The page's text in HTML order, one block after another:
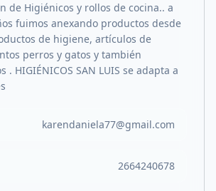
de Higiénicos y rollos de cocina.. a
fuimos anexando productos desde
de higiene, artículos de
perros y gatos y también
. HIGIÉNICOS SAN LUIS se adapta a
karendaniela77@gmail.com
2664240678